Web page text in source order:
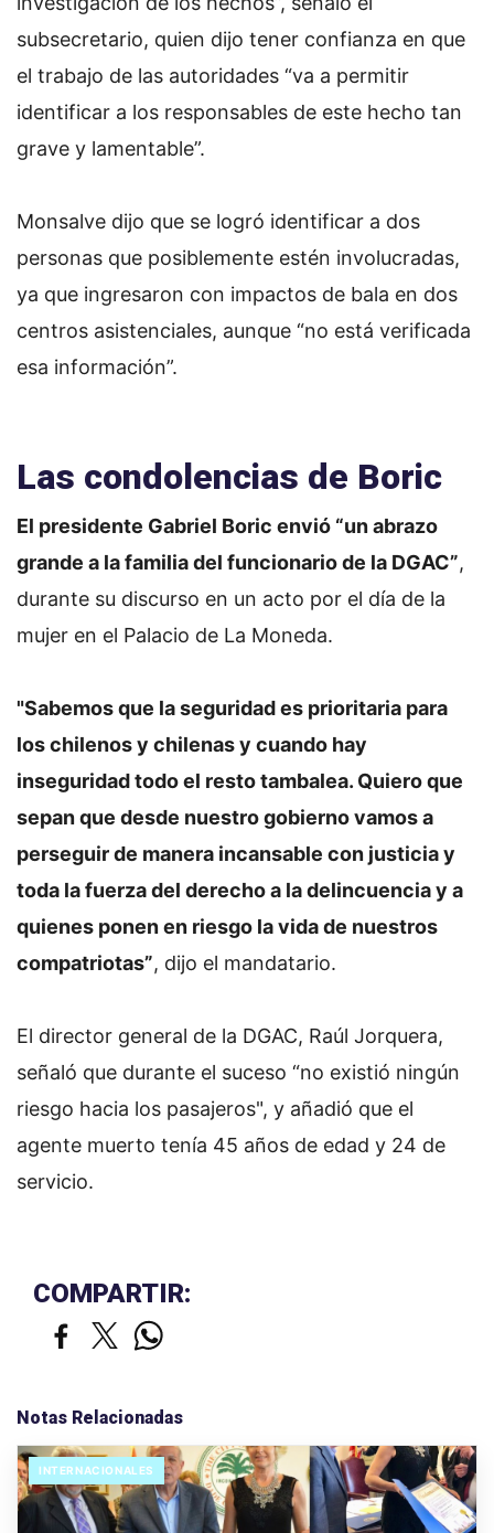
subsecretario, quien dijo tener confianza en que
el trabajo de las autoridades “va a permitir
identificar a los responsables de este hecho tan
grave y lamentable”.
Monsalve dijo que se logró identificar a dos
personas que posiblemente estén involucradas,
ya que ingresaron con impactos de bala en dos
centros asistenciales, aunque “no está verificada
esa información”.
Las condolencias de Boric
El presidente Gabriel Boric envió “un abrazo
grande a la familia del funcionario de la DGAC”,
durante su discurso en un acto por el día de la
mujer en el Palacio de La Moneda.
"Sabemos que la seguridad es prioritaria para
los chilenos y chilenas y cuando hay
inseguridad todo el resto tambalea. Quiero que
sepan que desde nuestro gobierno vamos a
perseguir de manera incansable con justicia y
toda la fuerza del derecho a la delincuencia y a
quienes ponen en riesgo la vida de nuestros
compatriotas”, dijo el mandatario.
El director general de la DGAC, Raúl Jorquera,
señaló que durante el suceso “no existió ningún
riesgo hacia los pasajeros", y añadió que el
agente muerto tenía 45 años de edad y 24 de
servicio.
COMPARTIR:
Notas Relacionadas
INTERNACIONALES